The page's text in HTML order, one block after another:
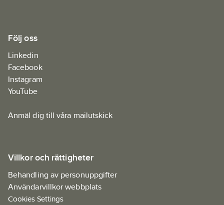
Följ oss
Linkedin
Facebook
Instagram
YouTube
Anmäl dig till våra mailutskick
Villkor och rättigheter
Behandling av personuppgifter
Användarvillkor webbplats
Cookies Settings